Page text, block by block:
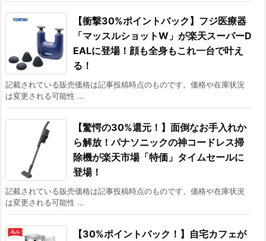
【衝撃30%ポイントバック】フジ医療器
「マッスルショットW」が楽天スーパーD
EALに登場！顔も全身もこれ一台で叶え
る！
記載されている販売価格は記事投稿時点のものです。価格や在庫状況
は変更される可能性 ...
【驚愕の30%還元！】面倒なお手入れか
ら解放！パナソニックの神コードレス掃
除機が楽天市場「特価」タイムセールに
登場！
記載されている販売価格は記事投稿時点のものです。価格や在庫状況
は変更される可能性 ...
【30%ポイントバック！】自宅カフェが